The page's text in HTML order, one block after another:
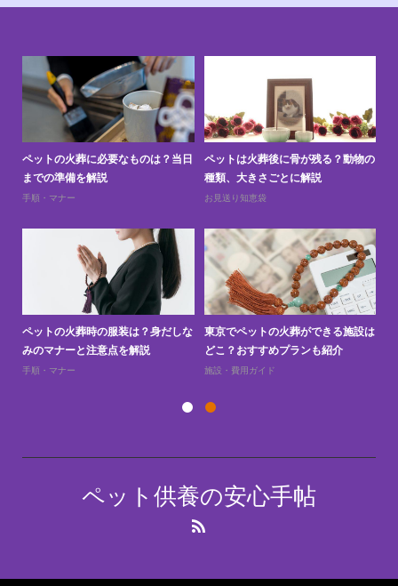
ペットの火葬に必要なものは？当日
までの準備を解説
手順・マナー
ペットは火葬後に骨が残る？動物の
種類、大きさごとに解説
お見送り知恵袋
ペットの火葬時の服装は？身だしな
みのマナーと注意点を解説
手順・マナー
東京でペットの火葬ができる施設は
どこ？おすすめプランも紹介
施設・費用ガイド
ペット供養の安心手帖